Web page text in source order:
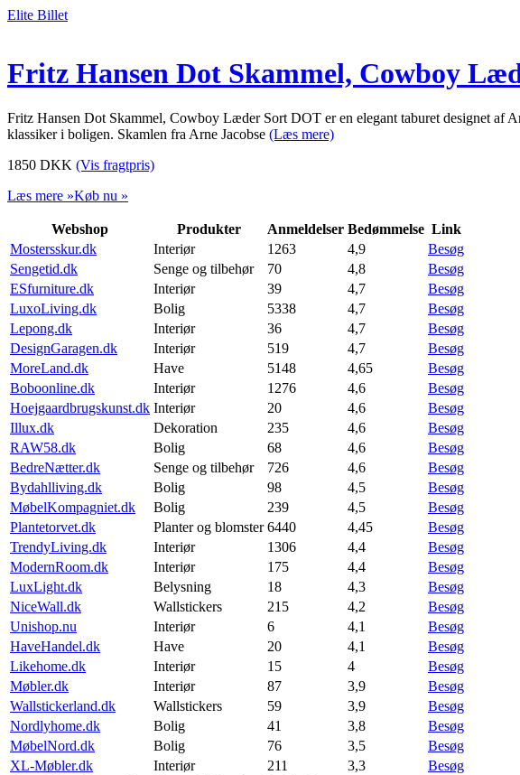
Elite Billet
Fritz Hansen Dot Skammel, Cowboy
Fritz Hansen Dot Skammel, Cowboy Læder Sort DOT er en elegant taburet designet af
klassiker i boligen. Skamlen fra Arne Jacobse (Læs mere)
1850 DKK (Vis fragtpris)
Læs mere »Køb nu »
Webshop Produkter Anmeldelser Bedømmelse Link
Mostersskur.dk
Interiør 1263 4,9
Besøg
Sengetid.dk
Senge og tilbehør 70 4,8
Besøg
ESfurniture.dk
Interiør 39 4,7
Besøg
LuxoLiving.dk
Bolig 5338 4,7
Besøg
Lepong.dk
Interiør 36 4,7
Besøg
DesignGaragen.dk
Interiør 519 4,7
Besøg
MoreLand.dk
Have 5148 4,65
Besøg
Boboonline.dk
Interiør 1276 4,6
Besøg
Hoejgaardbrugskunst.dk Interiør 20 4,6
Besøg
Illux.dk
Dekoration 235 4,6
Besøg
RAW58.dk
Bolig 68 4,6
Besøg
BedreNætter.dk
Senge og tilbehør 726 4,6
Besøg
Bydahlliving.dk
Bolig 98 4,5
Besøg
MøbelKompagniet.dk
Bolig 239 4,5
Besøg
Plantetorvet.dk
Planter og blomster 6440 4,45
Besøg
TrendyLiving.dk
Interiør 1306 4,4
Besøg
ModernRoom.dk
Interiør 175 4,4
Besøg
LuxLight.dk
Belysning 18 4,3
Besøg
NiceWall.dk
Wallstickers 215 4,2
Besøg
Unishop.nu
Interiør 6 4,1
Besøg
HaveHandel.dk
Have 20 4,1
Besøg
Likehome.dk
Interiør 15 4
Besøg
Møbler.dk
Interiør 87 3,9
Besøg
Wallstickerland.dk
Wallstickers 59 3,9
Besøg
Nordlyhome.dk
Bolig 41 3,8
Besøg
MøbelNord.dk
Bolig 76 3,5
Besøg
XL-Møbler.dk
Interiør 211 3,3
Besøg